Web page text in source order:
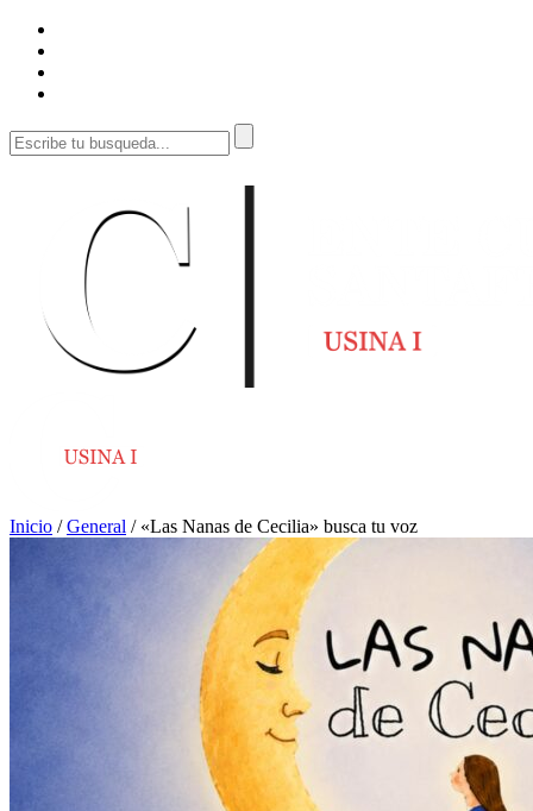
Inicio /General / «Las Nanas de Cecilia» busca tu voz